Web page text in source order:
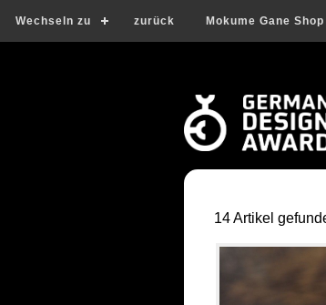
Wechseln zu zurück Mokume Gane Shop
14 Artikel